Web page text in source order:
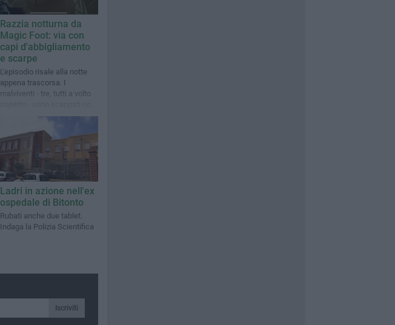
Razzia notturna da
Magic Foot: via con
capi d'abbigliamento
e scarpe
L'episodio risale alla notte
appena trascorsa. I
malviventi - tre, tutti a volto
gran parte della merce
Ladri in azione nell'ex
ospedale di Bitonto
Rubati anche due tablet.
Indaga la Polizia Scientifica
Iscriviti